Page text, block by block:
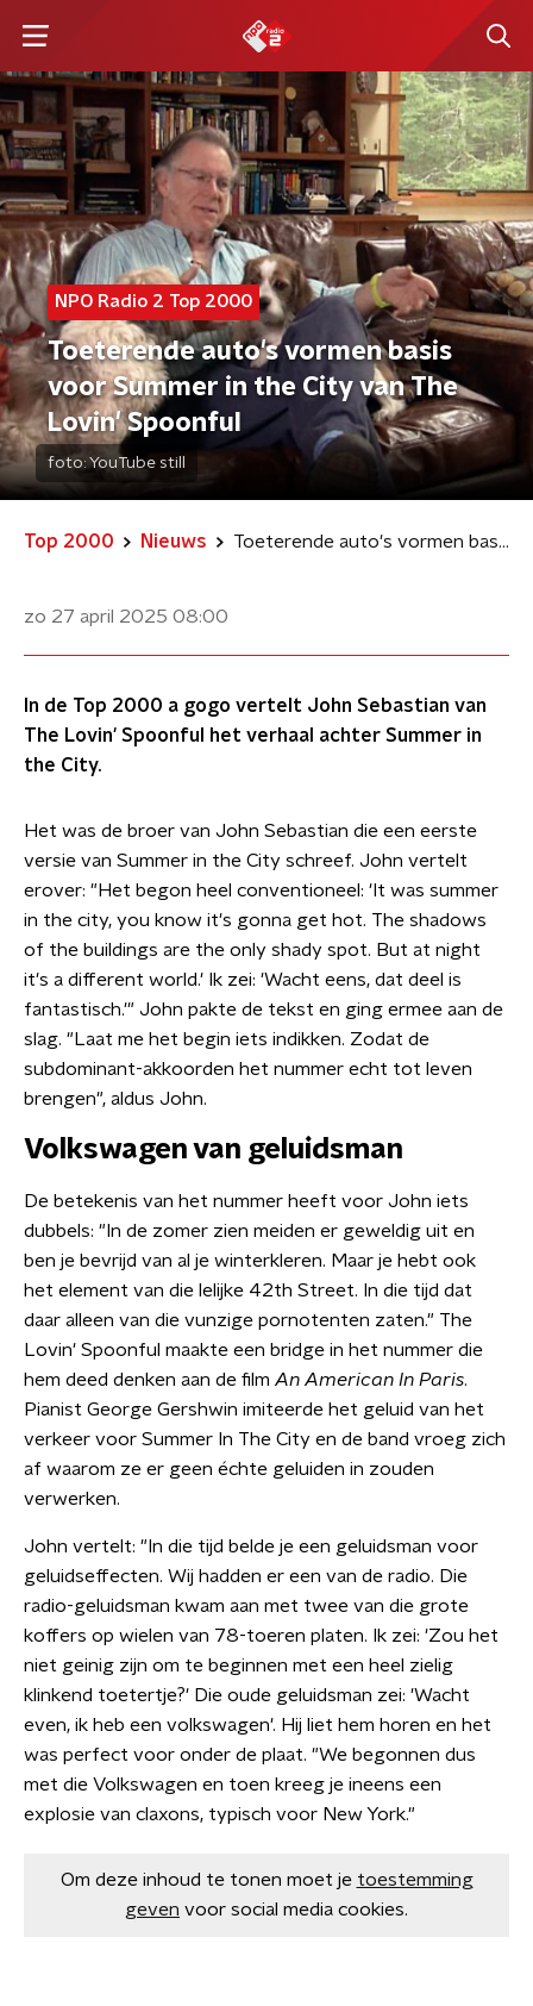
NPO Radio 2 Top 2000
Toeterende auto's vormen basis
voor Summer in the City van The
Lovin' Spoonful
foto: YouTube still
Top 2000 Nieuws Toeterende auto's vormen basis voor Summer in the City van The Lovin' Spoonful
zo 27 april 2025 08:00
In de Top 2000 a gogo vertelt John Sebastian van
The Lovin' Spoonful het verhaal achter Summer in
the City.
Het was de broer van John Sebastian die een eerste
versie van Summer in the City schreef. John vertelt
erover: "Het begon heel conventioneel: 'It was summer
in the city, you know it's gonna get hot. The shadows
of the buildings are the only shady spot. But at night
it's a different world.' Ik zei: 'Wacht eens, dat deel is
fantastisch.'" John pakte de tekst en ging ermee aan de
slag. "Laat me het begin iets indikken. Zodat de
subdominant-akkoorden het nummer echt tot leven
brengen", aldus John.
Volkswagen van geluidsman
De betekenis van het nummer heeft voor John iets
dubbels: "In de zomer zien meiden er geweldig uit en
ben je bevrijd van al je winterkleren. Maar je hebt ook
het element van die lelijke 42th Street. In die tijd dat
daar alleen van die vunzige pornotenten zaten." The
Lovin' Spoonful maakte een bridge in het nummer die
hem deed denken aan de film An American In Paris.
Pianist George Gershwin imiteerde het geluid van het
verkeer voor Summer In The City en de band vroeg zich
af waarom ze er geen échte geluiden in zouden
verwerken.
John vertelt: "In die tijd belde je een geluidsman voor
geluidseffecten. Wij hadden er een van de radio. Die
radio-geluidsman kwam aan met twee van die grote
koffers op wielen van 78-toeren platen. Ik zei: 'Zou het
niet geinig zijn om te beginnen met een heel zielig
klinkend toetertje?' Die oude geluidsman zei: 'Wacht
even, ik heb een volkswagen'. Hij liet hem horen en het
was perfect voor onder de plaat. "We begonnen dus
met die Volkswagen en toen kreeg je ineens een
explosie van claxons, typisch voor New York."
Om deze inhoud te tonen moet je toestemming
geven voor social media cookies.